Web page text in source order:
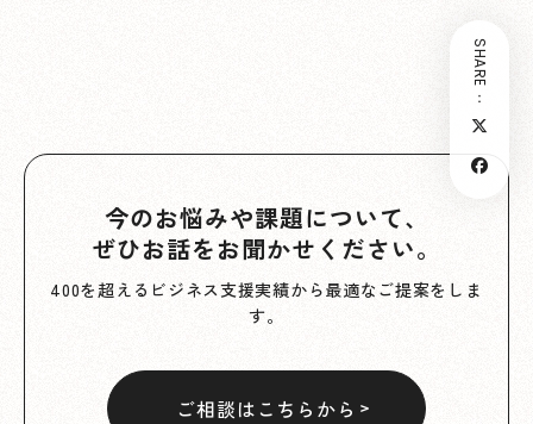
SHARE：
今のお悩みや課題について、
ぜひお話をお聞かせください。
400を超えるビジネス支援実績から最適なご提案をしま
す。
ご相談はこちらから